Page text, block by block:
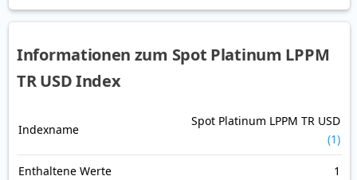
Informationen zum Spot Platinum LPPM
TR USD Index
Indexname
Spot Platinum LPPM TR USD
(1)
Enthaltene Werte 1